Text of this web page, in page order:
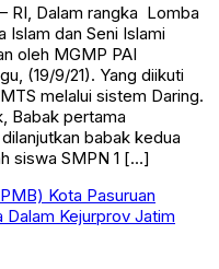
RI, Dalam rangka Lomba
Islam dan Seni Islami
oleh MGMP PAI
(19/9/21). Yang diikuti
melalui sistem Daring.
Babak pertama
babak kedua
siswa SMPN 1 […]